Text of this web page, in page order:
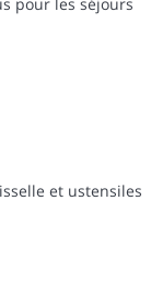
et ustensiles